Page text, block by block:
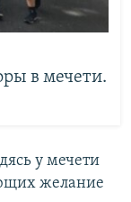
в мечети.
у мечети
желание